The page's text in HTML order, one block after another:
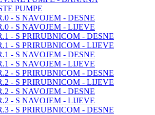
PUMPE
- S NAVOJEM - DESNE
- S NAVOJEM - LIJEVE
- S PRIRUBNICOM - DESNE
- S PRIRUBNICOM - LIJEVE
- S NAVOJEM - DESNE
- S NAVOJEM - LIJEVE
- S PRIRUBNICOM - DESNE
- S PRIRUBNICOM - LIJEVE
- S NAVOJEM - DESNE
- S NAVOJEM - LIJEVE
- S PRIRUBNICOM - DESNE